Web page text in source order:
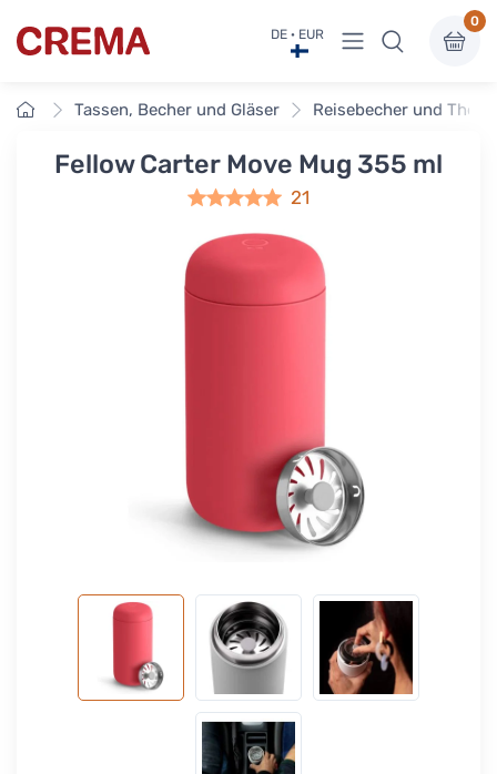
Crema DE · EUR Menü anzeigen
0
Startseite
Tassen, Becher und Gläser Reisebecher und
Fellow Carter Move Mug 355 ml
21